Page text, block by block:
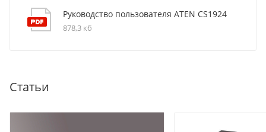
Руководство пользователя ATEN CS1924
878,3 кб
Статьи